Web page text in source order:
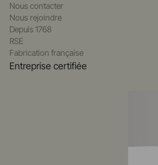
Nous contacter
Nous rejoindre
Depuis 1768
RSE
Fabrication française
Entreprise certifiée